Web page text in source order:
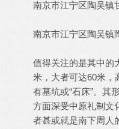
南京市江宁区陶吴镇
南京市江宁区陶吴镇
值得关注的是其中的
米，大者可达60米，
有墓坑或“石床”。其
方面深受中原礼制文
者甚或就是南下周人